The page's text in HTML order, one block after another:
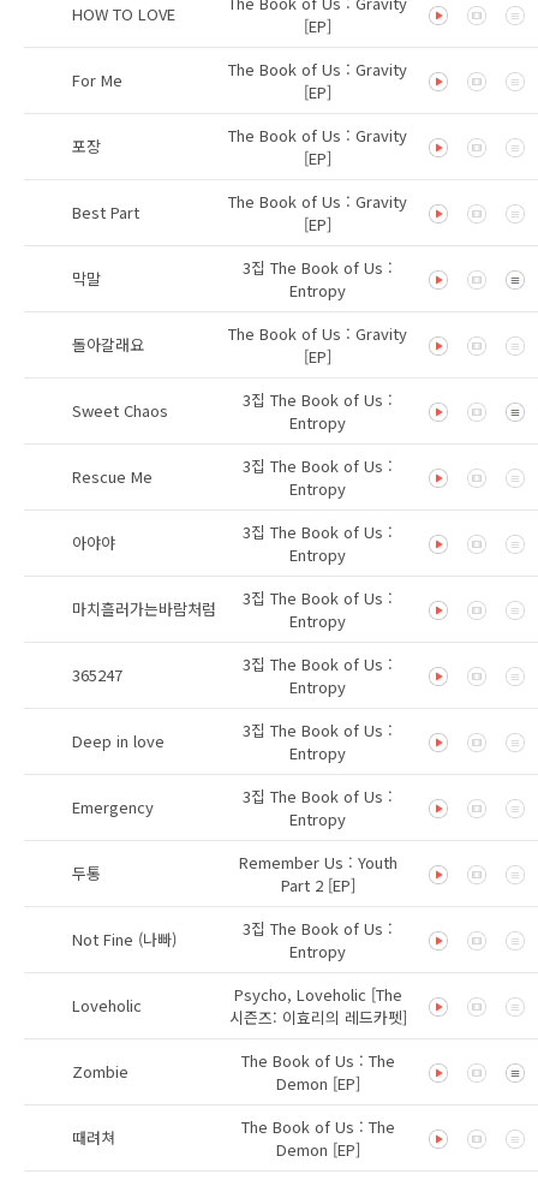
HOW TO LOVE
[EP]
For Me
The Book of Us : Gravity
[EP]
포장
The Book of Us : Gravity
[EP]
Best Part
The Book of Us : Gravity
[EP]
막말
3집 The Book of Us :
Entropy
돌아갈래요
The Book of Us : Gravity
[EP]
Sweet Chaos
3집 The Book of Us :
Entropy
Rescue Me
3집 The Book of Us :
Entropy
아야야
3집 The Book of Us :
Entropy
마치흘러가는바람처럼
3집 The Book of Us :
Entropy
365247
3집 The Book of Us :
Entropy
Deep in love
3집 The Book of Us :
Entropy
Emergency
3집 The Book of Us :
Entropy
두통
Remember Us : Youth
Part 2 [EP]
Not Fine (나빠)
3집 The Book of Us :
Entropy
Loveholic
Psycho, Loveholic [The
시즌즈: 이효리의 레드카펫]
Zombie
The Book of Us : The
Demon [EP]
때려쳐
The Book of Us : The
Demon [EP]